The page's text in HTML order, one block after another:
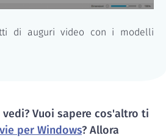
di auguri video con i modelli
Vuoi sapere cos'altro ti
per Windows? Allora